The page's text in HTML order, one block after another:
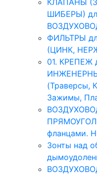
КЛАПАНЫ
ШИБЕРЫ)
ФИЛЬТРЫ
(ЦИНК,
01. КРЕПЕЖ
(Траверсы,
Зажимы,
фланцами.
Зонты над